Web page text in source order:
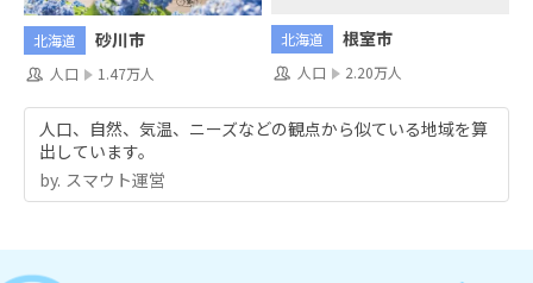
北海道 砂川市
人口 1.47万人
北海道 根室市
人口 2.20万人
人口、自然、気温、ニーズなどの観点から似ている地域を算
出しています。
by.︎ スマウト運営